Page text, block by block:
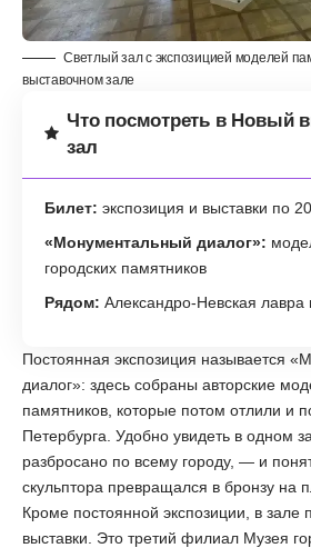
Светлый зал с экспозицией моделей
выставочном зале
Что посмотреть в Новый
зал
Билет: экспозиция и выставки по
«Монументальный диалог»:
городских памятников
Рядом: Александро-Невская лавра
Постоянная экспозиция называется
диалог»: здесь собраны авторские
памятников, которые потом отлили и
Петербурга. Удобно увидеть в одном
разбросано по всему городу, — и
скульптора превращался в бронзу на
Кроме постоянной экспозиции, в зале
выставки. Это третий филиал Музея